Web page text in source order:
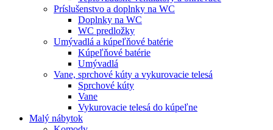
Príslušenstvo a doplnky na WC
Doplnky na WC
WC predložky
Umývadlá a kúpeľňové batérie
Kúpeľňové batérie
Umývadlá
Vane, sprchové kúty a vykurovacie telesá
Sprchové kúty
Vane
Vykurovacie telesá do kúpeľne
Malý nábytok